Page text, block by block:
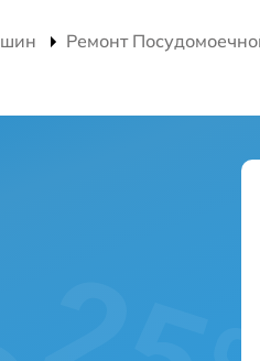
Ремонт